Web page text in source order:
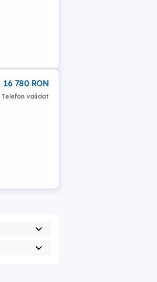
16 780 RON
Telefon validat